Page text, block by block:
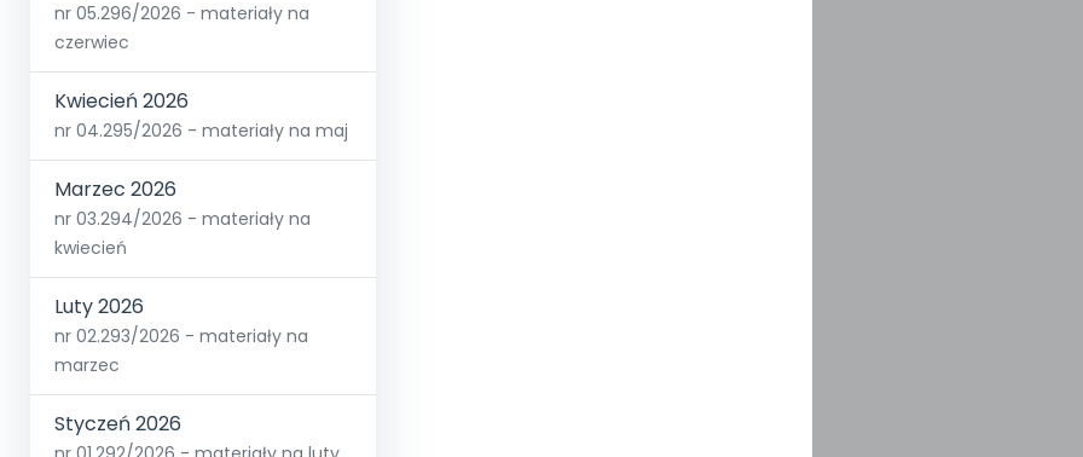
nr 05.296/2026 - materiały na
czerwiec
Kwiecień 2026
nr 04.295/2026 - materiały na maj
Marzec 2026
nr 03.294/2026 - materiały na
kwiecień
Luty 2026
nr 02.293/2026 - materiały na
marzec
Styczeń 2026